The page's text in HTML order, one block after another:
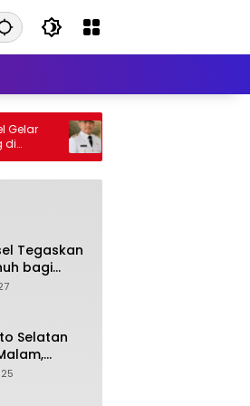
Bupati Barsel Imbau Warga Tidak
Membakar Hutan dan Lahan, Wujudkan
Barito Selatan Bebas Kabut Asap
Tegaskan
bagi
KBPPP
Selatan